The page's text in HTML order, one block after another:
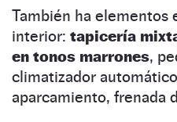
También ha elementos
interior: tapicería
en tonos marrones,
climatizador
aparcamiento, frenada